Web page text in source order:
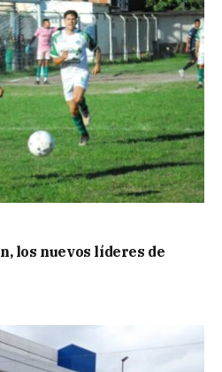
los nuevos líderes de